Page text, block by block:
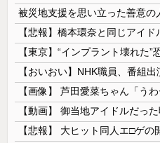
【画像】 芦田愛菜ちゃん「う